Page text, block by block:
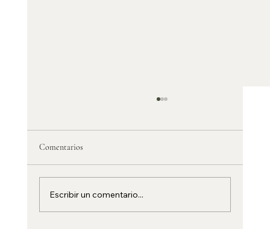
Comentarios
Escribir un comentario...